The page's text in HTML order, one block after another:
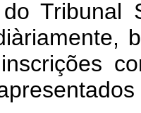
Tribunal